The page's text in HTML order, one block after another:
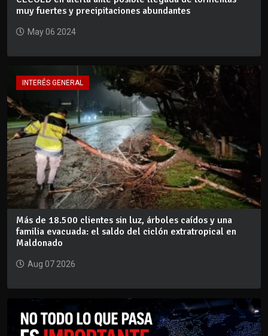
muy fuertes y precipitaciones abundantes
May 06 2024
INTERÉS GENERAL
Más de 18.500 clientes sin luz, árboles caídos y una
familia evacuada: el saldo del ciclón extratropical en
Maldonado
Aug 07 2026